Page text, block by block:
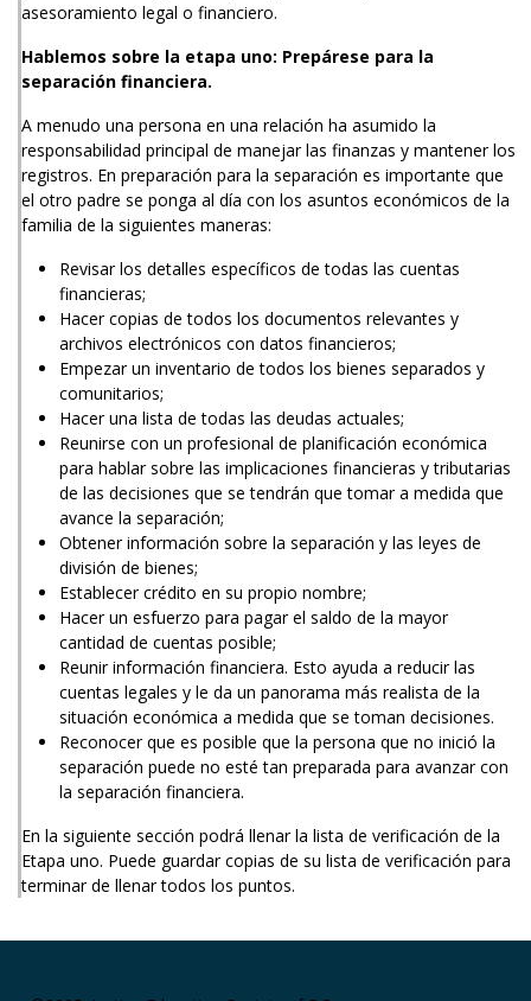
asesoramiento legal o financiero.
Hablemos sobre la etapa uno: Prepárese para la
separación financiera.
A menudo una persona en una relación ha asumido la
responsabilidad principal de manejar las finanzas y mantener los
registros. En preparación para la separación es importante que
el otro padre se ponga al día con los asuntos económicos de la
familia de la siguientes maneras:
Revisar los detalles específicos de todas las cuentas
financieras;
Hacer copias de todos los documentos relevantes y
archivos electrónicos con datos financieros;
Empezar un inventario de todos los bienes separados y
comunitarios;
Hacer una lista de todas las deudas actuales;
Reunirse con un profesional de planificación económica
para hablar sobre las implicaciones financieras y tributarias
de las decisiones que se tendrán que tomar a medida que
avance la separación;
Obtener información sobre la separación y las leyes de
división de bienes;
Establecer crédito en su propio nombre;
Hacer un esfuerzo para pagar el saldo de la mayor
cantidad de cuentas posible;
Reunir información financiera. Esto ayuda a reducir las
cuentas legales y le da un panorama más realista de la
situación económica a medida que se toman decisiones.
Reconocer que es posible que la persona que no inició la
separación puede no esté tan preparada para avanzar con
la separación financiera.
En la siguiente sección podrá llenar la lista de verificación de la
Etapa uno. Puede guardar copias de su lista de verificación para
terminar de llenar todos los puntos.